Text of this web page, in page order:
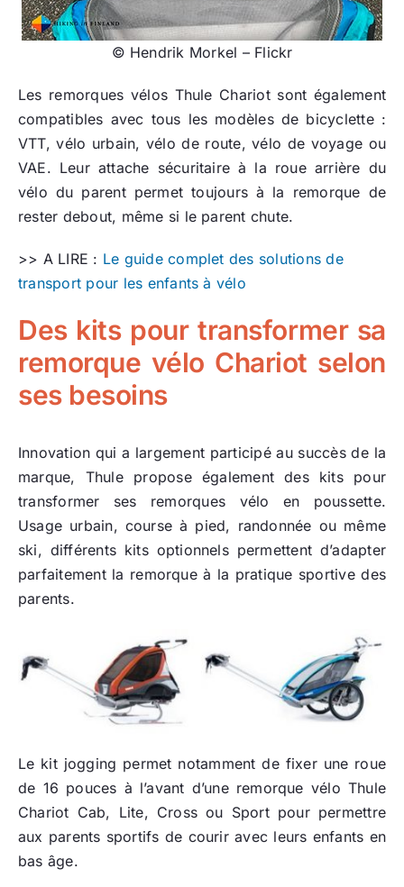
© Hendrik Morkel – Flickr
Les remorques vélos Thule Chariot sont également
compatibles avec tous les modèles de bicyclette :
VTT, vélo urbain, vélo de route, vélo de voyage ou
VAE. Leur attache sécuritaire à la roue arrière du
vélo du parent permet toujours à la remorque de
rester debout, même si le parent chute.
>> A LIRE : Le guide complet des solutions de
transport pour les enfants à vélo
Des kits pour transformer sa
remorque vélo Chariot selon
ses besoins
Innovation qui a largement participé au succès de la
marque, Thule propose également des kits pour
transformer ses remorques vélo en poussette.
Usage urbain, course à pied, randonnée ou même
ski, différents kits optionnels permettent d’adapter
parfaitement la remorque à la pratique sportive des
parents.
Le kit jogging permet notamment de fixer une roue
de 16 pouces à l’avant d’une remorque vélo Thule
Chariot Cab, Lite, Cross ou Sport pour permettre
aux parents sportifs de courir avec leurs enfants en
bas âge.